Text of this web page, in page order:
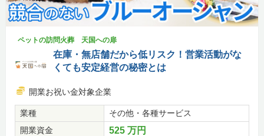
ペットの訪問火葬 天国への扉
在庫・無店舗だから低リスク！営業活動がな
くても安定経営の秘密とは
開業お祝い金対象企業
業種
その他・各種サービス
開業資金
525 万円